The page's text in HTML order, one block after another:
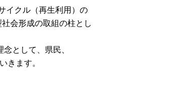
イクル（再生利用）の
会形成の取組の柱とし
として、県民、
きます。